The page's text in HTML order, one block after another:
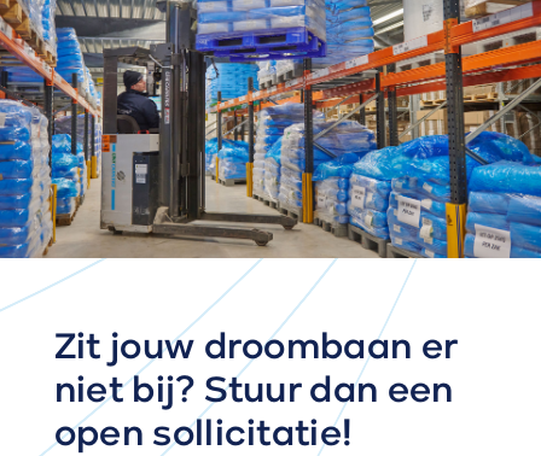
Zit jouw droombaan er
niet bij? Stuur dan een
open sollicitatie!